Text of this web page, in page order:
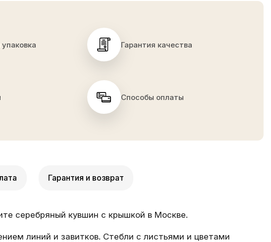
Гарантия качества
Способы оплаты
Гарантия и возврат
серебряный кувшин с крышкой в Москве.
линий и завитков. Стебли с листьями и цветами